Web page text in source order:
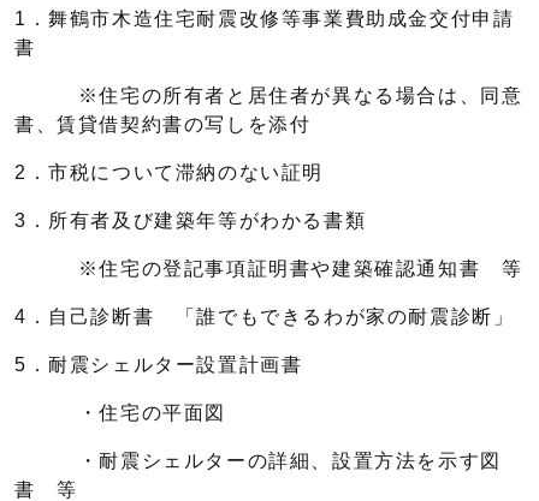
1．舞鶴市木造住宅耐震改修等事業費助成金交付申請
書
※住宅の所有者と居住者が異なる場合は、同意
書、賃貸借契約書の写しを添付
2．市税について滞納のない証明
3．所有者及び建築年等がわかる書類
※住宅の登記事項証明書や建築確認通知書 等
4．自己診断書 「誰でもできるわが家の耐震診断」
5．耐震シェルター設置計画書
・住宅の平面図
・耐震シェルターの詳細、設置方法を示す図
書 等